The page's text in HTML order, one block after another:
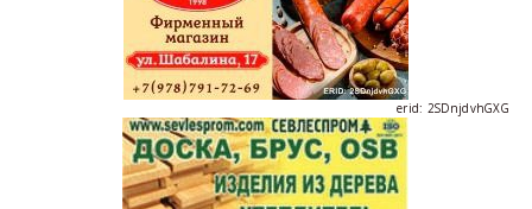
erid: 2SDnjdvhGXG